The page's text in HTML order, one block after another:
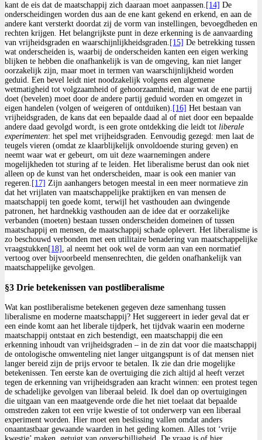
kant de eis dat de maatschappij zich daaraan moet aanpassen. [14] De
onderscheidingen worden dus aan de ene kant gekend en erkend, en aan de
andere kant versterkt doordat zij de vorm van instellingen, bevoegdheden en
rechten krijgen. Het belangrijkste punt in deze erkenning is de aanvaarding
van vrijheidsgraden en waarschijnlijkheidsgraden. [15] De betrekking tussen
wat onderscheiden is, waarbij de onderscheiden kanten een eigen werking
blijken te hebben die onafhankelijk is van de omgeving, kan niet langer
oorzakelijk zijn, maar moet in termen van waarschijnlijkheid worden
geduid. Een bevel leidt niet noodzakelijk volgens een algemene
wetmatigheid tot volgzaamheid of gehoorzaamheid, maar wat de ene partij
doet (bevelen) moet door de andere partij geduid worden en omgezet in
eigen handelen (volgen of weigeren of ontduiken). [16] Het bestaan van
vrijheidsgraden, de kans dat een bepaalde daad al of niet door een bepaalde
andere daad gevolgd wordt, is een grote ontdekking die leidt tot liberale
experimenten: het spel met vrijheidsgraden. Eenvoudig gezegd: men laat de
teugels vieren (omdat ze klaarblijkelijk onvoldoende sturing geven) en
neemt waar wat er gebeurt, om uit deze waarnemingen andere
mogelijkheden tot sturing af te leiden. Het liberalisme berust dan ook niet
alleen op de kunst van het onderscheiden, maar is ook een manier van
regeren. [17] Zijn aanhangers betogen meestal in een meer normatieve zin
dat het vrijlaten van maatschappelijke praktijken en van mensen de
maatschappij ten goede komt, terwijl het vasthouden aan dwingende
patronen, het hardnekkig vasthouden aan de idee dat er oorzakelijke
verbanden (moeten) bestaan tussen onderscheiden domeinen of tussen
maatschappij en mensen, de maatschappij schade oplevert. Het liberalisme is
zo beschouwd verbonden met een utilitaire benadering van maatschappelijke
vraagstukken[18] , al neemt het ook wel de vorm aan van een normatief
vertoog over bijvoorbeeld mensenrechten, die gelden onafhankelijk van
maatschappelijke gevolgen.
§3 Drie betekenissen van postliberalisme
Wat kan postliberalisme betekenen gegeven deze samenhang tussen
liberalisme en moderne maatschappij? Het suggereert in ieder geval dat er
een einde komt aan het liberale tijdperk, het tijdvak waarin een moderne
maatschappij ontstaat en zich bestendigt, een maatschappij die een
erkenning inhoudt van vrijheidsgraden – in de zin dat voor die maatschappij
de ontologische omwenteling niet langer uitgangspunt is of dat mensen niet
langer bereid zijn de prijs ervoor te betalen. Ik zie dan drie mogelijke
betekenissen. Ten eerste kan de overtuiging die zich altijd al heeft verzet
tegen de erkenning van vrijheidsgraden aan kracht winnen: een protest tegen
de schadelijke gevolgen van liberaal beleid. Ik doel dan op overtuigingen
die uitgaan van een maatgevende orde die het niet toelaat dat bepaalde
omstreden zaken tot een vrije kwestie of tot onderwerp van een liberaal
experiment worden. Hier moet een beslissing vallen omdat anders
onaantastbaar gewaande waarden in het geding komen. Alles tot ‘vrije